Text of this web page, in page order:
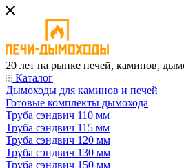
20 лет на рынке печей, каминов,
Каталог
Дымоходы для каминов и печей
Готовые комплекты дымохода
Труба сэндвич 110 мм
Труба сэндвич 115 мм
Труба сэндвич 120 мм
Труба сэндвич 130 мм
Труба сэндвич 150 мм